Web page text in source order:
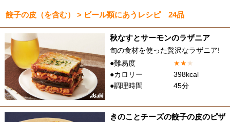
餃子の皮（を含む） > ビール類にあうレシピ 24品
秋なすとサーモンのラザニア
旬の食材を使った贅沢なラザニア!
●難易度
★★★
●カロリー
398kcal
●調理時間
45分
きのことチーズの餃子の皮のピザ